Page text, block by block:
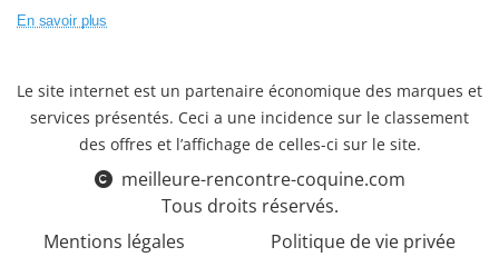
En savoir plus
Le site internet est un partenaire économique des marques et
services présentés. Ceci a une incidence sur le classement
des offres et l’affichage de celles-ci sur le site.
meilleure-rencontre-coquine.com
Tous droits réservés.
Mentions légales
Politique de vie privée